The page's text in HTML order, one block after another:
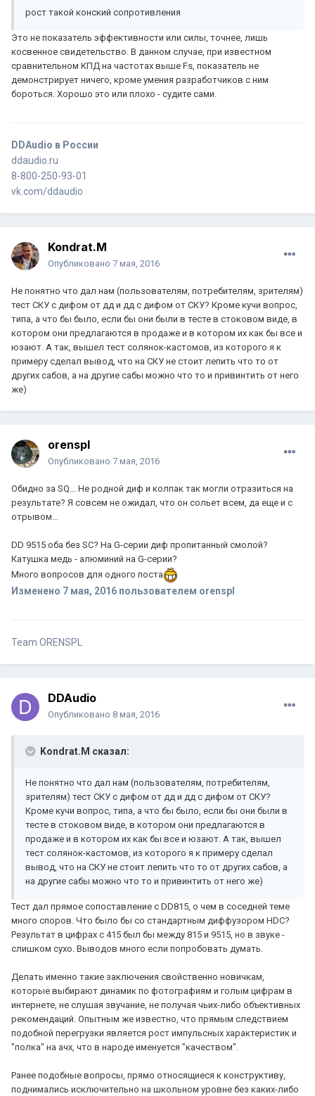
рост такой конский сопротивления
Это не показатель эффективности или силы, точнее, лишь
косвенное свидетельство. В данном случае, при известном
сравнительном КПД на частотах выше Fs, показатель не
демонстрирует ничего, кроме умения разработчиков с ним
бороться. Хорошо это или плохо - судите сами.
DDAudio в России
ddaudio.ru
8-800-250-93-01
vk.com/ddaudio
Kondrat.M
Опубликовано 7 мая, 2016
Не понятно что дал нам (пользователям, потребителям, зрителям)
тест СКУ с дифом от дд и дд с дифом от СКУ? Кроме кучи вопрос,
типа, а что бы было, если бы они были в тесте в стоковом виде, в
котором они предлагаются в продаже и в котором их как бы все и
юзают. А так, вышел тест солянок-кастомов, из которого я к
примеру сделал вывод, что на СКУ не стоит лепить что то от
других сабов, а на другие сабы можно что то и привинтить от него
же)
orenspl
Опубликовано 7 мая, 2016
Обидно за SQ... Не родной диф и колпак так могли отразиться на
результате? Я совсем не ожидал, что он сольет всем, да еще и с
отрывом...
DD 9515 оба без SC? На G-серии диф пропитанный смолой?
Катушка медь - алюминий на G-серии?
Много вопросов для одного поста
Изменено 7 мая, 2016 пользователем orenspl
Team ORENSPL
DDAudio
Опубликовано 8 мая, 2016
Kondrat.M сказал:
Не понятно что дал нам (пользователям, потребителям,
зрителям) тест СКУ с дифом от дд и дд с дифом от СКУ?
Кроме кучи вопрос, типа, а что бы было, если бы они были в
тесте в стоковом виде, в котором они предлагаются в
продаже и в котором их как бы все и юзают. А так, вышел
тест солянок-кастомов, из которого я к примеру сделал
вывод, что на СКУ не стоит лепить что то от других сабов, а
на другие сабы можно что то и привинтить от него же)
Тест дал прямое сопоставление с DD815, о чем в соседней теме
много споров. Что было бы со стандартным диффузором HDC?
Результат в цифрах с 415 был бы между 815 и 9515, но в звуке -
слишком сухо. Выводов много если попробовать думать.
Делать именно такие заключения свойственно новичкам,
которые выбирают динамик по фотографиям и голым цифрам в
интернете, не слушая звучание, не получая чьих-либо объективных
рекомендаций. Опытным же известно, что прямым следствием
подобной перегрузки является рост импульсных характеристик и
"полка" на ачх, что в народе именуется "качеством".
Ранее подобные вопросы, прямо относящиеся к конструктиву,
поднимались исключительно на школьном уровне без каких-либо